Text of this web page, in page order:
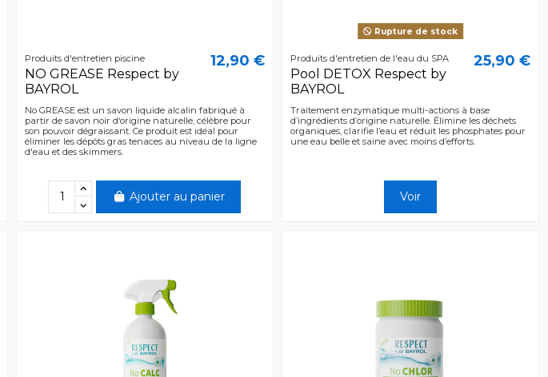
Produits d'entretien piscine
NO GREASE Respect by
BAYROL
12,90 €
No GREASE est un savon liquide alcalin fabriqué à
partir de savon noir d‘origine naturelle, célèbre pour
son pouvoir dégraissant. Ce produit est idéal pour
éliminer les dépôts gras tenaces au niveau de la ligne
d'eau et des skimmers.
Ajouter au panier
Rupture de stock
Produits d'entretien de l'eau du SPA
Pool DETOX Respect by
BAYROL
25,90 €
Traitement enzymatique multi-actions à base
d’ingrédients d’origine naturelle. Élimine les déchets
organiques, clarifie l’eau et réduit les phosphates pour
une eau belle et saine avec moins d’efforts.
Voir